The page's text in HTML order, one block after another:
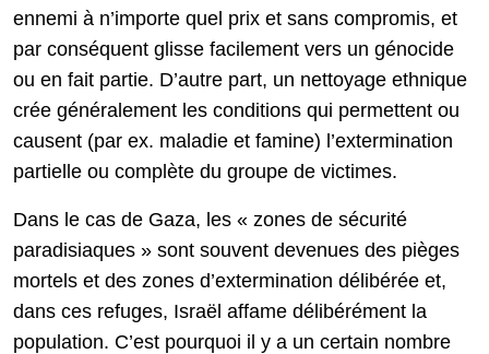
ennemi à n’importe quel prix et sans compromis, et
par conséquent glisse facilement vers un génocide
ou en fait partie. D’autre part, un nettoyage ethnique
crée généralement les conditions qui permettent ou
causent (par ex. maladie et famine) l’extermination
partielle ou complète du groupe de victimes.
Dans le cas de Gaza, les « zones de sécurité
paradisiaques » sont souvent devenues des pièges
mortels et des zones d’extermination délibérée et,
dans ces refuges, Israël affame délibérément la
population. C’est pourquoi il y a un certain nombre